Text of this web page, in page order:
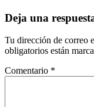
Deja una
Tu dirección de correo
obligatorios están
Comentario *